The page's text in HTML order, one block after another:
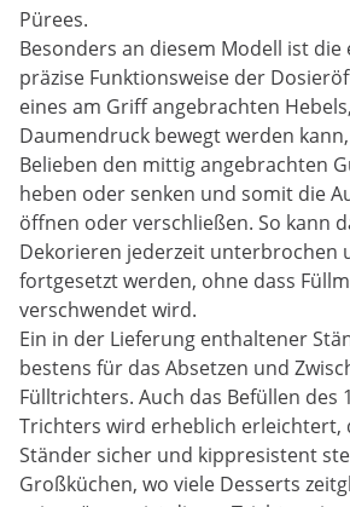
Pürees.
Besonders an diesem Modell ist die
präzise Funktionsweise der
eines am Griff angebrachten
Daumendruck bewegt werden
Belieben den mittig angebrachten
heben oder senken und somit die
öffnen oder verschließen. So kann
Dekorieren jederzeit unterbrochen
fortgesetzt werden, ohne dass
verschwendet wird.
Ein in der Lieferung enthaltener
bestens für das Absetzen und
Fülltrichters. Auch das Befüllen des
Trichters wird erheblich erleichtert,
Ständer sicher und kippresistent
Großküchen, wo viele Desserts